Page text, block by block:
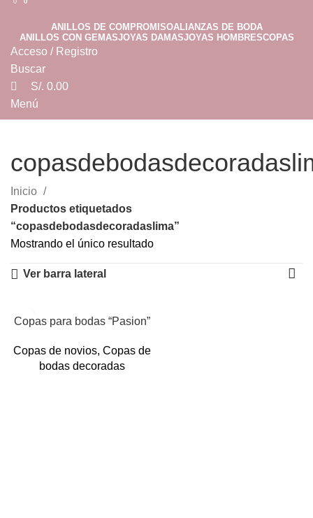
ANILLOS DE COMPROMISOALIANZAS DE BODA
ANILLOS CON GEMASJOYAS DAMASJOYAS HOMBRESCOPAS
Acceso / Registro
Buscar
0
S/. 0.00
Menú
0
Inicio
Productos etiquetados
“copasdebodasdecoradaslima”
Mostrando el único resultado
Ver barra lateral
Copas para bodas “Pasion”
Copas de novios, Copas de
bodas decoradas
0